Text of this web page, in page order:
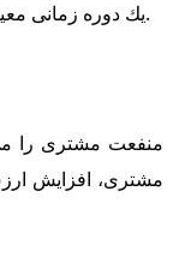
یك دوره زمانی معین و افزایش ضریب نفوذ محصول مشاهده كرد.
منفعت مشتری را
مشتری، افزایش